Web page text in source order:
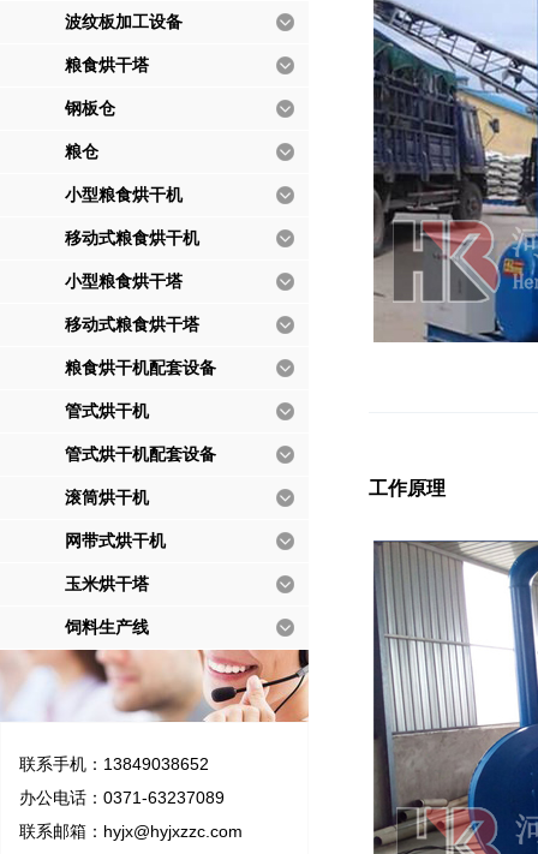
波纹板加工设备
粮食烘干塔
钢板仓
粮仓
小型粮食烘干机
移动式粮食烘干机
小型粮食烘干塔
移动式粮食烘干塔
粮食烘干机配套设备
管式烘干机
管式烘干机配套设备
滚筒烘干机
网带式烘干机
玉米烘干塔
饲料生产线
联系手机：13849038652
办公电话：0371-63237089
联系邮箱： hyjx@hyjxzzc.com
工作原理